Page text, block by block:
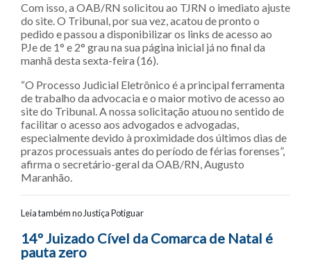
Com isso, a OAB/RN solicitou ao TJRN o imediato ajuste
do site. O Tribunal, por sua vez, acatou de pronto o
pedido e passou a disponibilizar os links de acesso ao
PJe de 1° e 2° grau na sua página inicial já no final da
manhã desta sexta-feira (16).
“O Processo Judicial Eletrônico é a principal ferramenta
de trabalho da advocacia e o maior motivo de acesso ao
site do Tribunal. A nossa solicitação atuou no sentido de
facilitar o acesso aos advogados e advogadas,
especialmente devido à proximidade dos últimos dias de
prazos processuais antes do período de férias forenses”,
afirma o secretário-geral da OAB/RN, Augusto
Maranhão.
Leia também no Justiça Potiguar
Navegação entre posts
14º Juizado Cível da Comarca de Natal é
pauta zero